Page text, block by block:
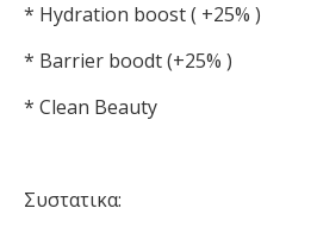
* Hydration boost ( +25% )
* Barrier boodt (+25% )
* Clean Beauty
Συστατικα: